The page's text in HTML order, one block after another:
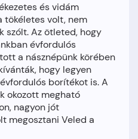
és vidám
tökéletes volt, nem
szólt. Az ötleted, hogy
évfordulós
a násznépünk körében
hogy legyen
borítékot is. A
okozott megható
nagyon jót
megosztani Veled a